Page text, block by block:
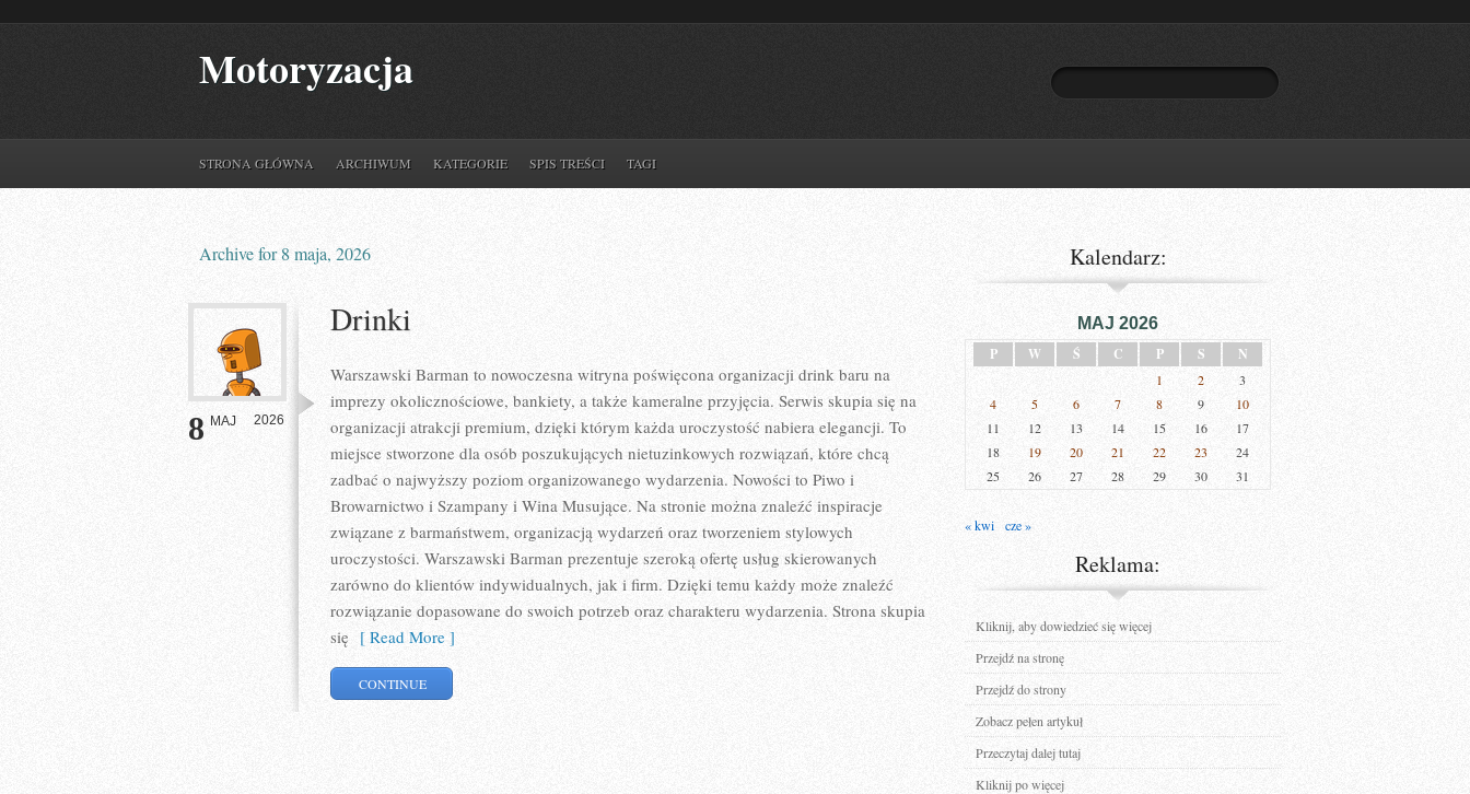
Motoryzacja
STRONA GŁÓWNA ARCHIWUM KATEGORIE SPIS TREŚCI TAGI
Archive for 8 maja, 2026
8 MAJ 2026
Drinki
Warszawski Barman to nowoczesna witryna poświęcona organizacji drink baru na
imprezy okolicznościowe, bankiety, a także kameralne przyjęcia. Serwis skupia się na
organizacji atrakcji premium, dzięki którym każda uroczystość nabiera elegancji. To
miejsce stworzone dla osób poszukujących nietuzinkowych rozwiązań, które chcą
zadbać o najwyższy poziom organizowanego wydarzenia. Nowości to Piwo i
Browarnictwo i Szampany i Wina Musujące. Na stronie można znaleźć inspiracje
związane z barmaństwem, organizacją wydarzeń oraz tworzeniem stylowych
uroczystości. Warszawski Barman prezentuje szeroką ofertę usług skierowanych
zarówno do klientów indywidualnych, jak i firm. Dzięki temu każdy może znaleźć
rozwiązanie dopasowane do swoich potrzeb oraz charakteru wydarzenia. Strona skupia
się [ Read More ]
CONTINUE
Kalendarz:
MAJ 2026
P
W Ś C P S N
1 2
3
4
5 6 7 8 9
10
11
12 13 14 15 16
17
18
19 20 21 22 23
24
25
26 27 28 29 30 31
« kwi cze »
Reklama:
Kliknij, aby dowiedzieć się więcej
Przejdź na stronę
Przejdź do strony
Zobacz pełen artykuł
Przeczytaj dalej tutaj
Kliknij po więcej